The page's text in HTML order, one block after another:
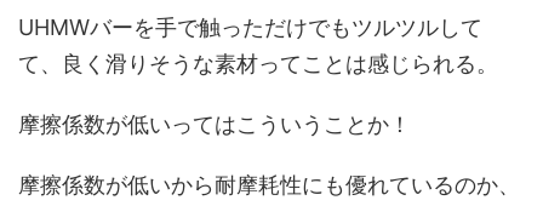
UHMWバーを手で触っただけでもツルツルして
て、良く滑りそうな素材ってことは感じられる。
摩擦係数が低いってはこういうことか！
摩擦係数が低いから耐摩耗性にも優れているのか、